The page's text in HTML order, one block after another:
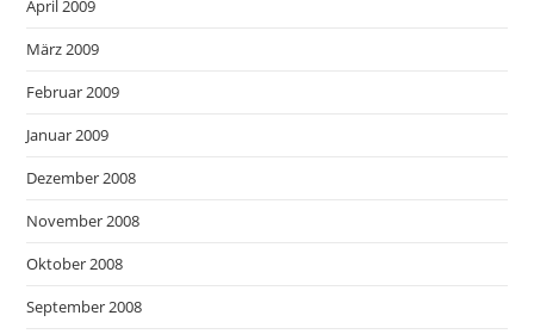
April 2009
März 2009
Februar 2009
Januar 2009
Dezember 2008
November 2008
Oktober 2008
September 2008